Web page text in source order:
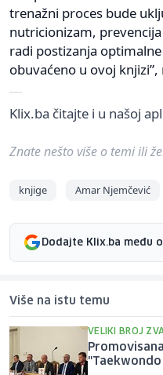
trenažni proces bude
nutricionizam,
radi postizanja
obuvaćeno u ovoj
Klix.ba čitajte i u našoj
Znate nešto više o temi ili
knjige Amar Njemčević
Dodajte Klix.ba među
Više na istu temu
VELIKI BROJ